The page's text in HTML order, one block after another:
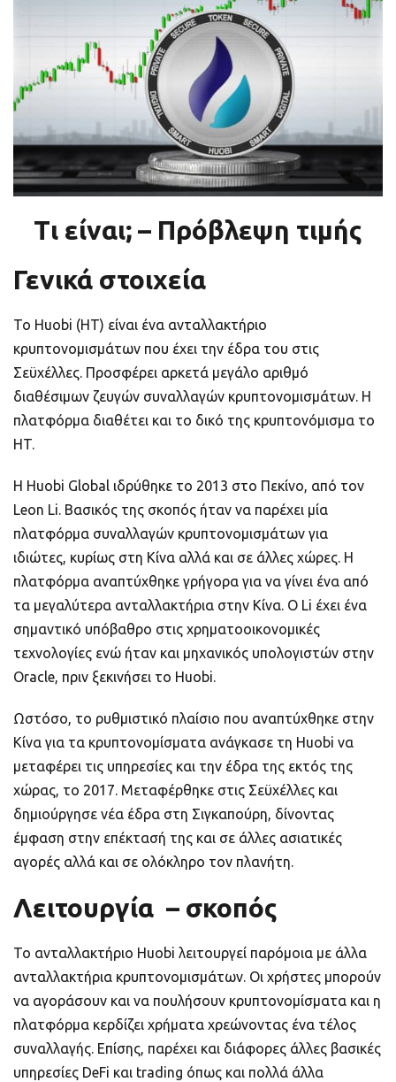
Τι είναι; – Πρόβλεψη τιμής
Γενικά στοιχεία
Το Huobi (HT) είναι ένα ανταλλακτήριο
κρυπτονομισμάτων που έχει την έδρα του στις
Σεϋχέλλες. Προσφέρει αρκετά μεγάλο αριθμό
διαθέσιμων ζευγών συναλλαγών κρυπτονομισμάτων. Η
πλατφόρμα διαθέτει και το δικό της κρυπτονόμισμα το
HT.
Η Huobi Global ιδρύθηκε το 2013 στο Πεκίνο, από τον
Leon Li. Βασικός της σκοπός ήταν να παρέχει μία
πλατφόρμα συναλλαγών κρυπτονομισμάτων για
ιδιώτες, κυρίως στη Κίνα αλλά και σε άλλες χώρες. Η
πλατφόρμα αναπτύχθηκε γρήγορα για να γίνει ένα από
τα μεγαλύτερα ανταλλακτήρια στην Κίνα. Ο Li έχει ένα
σημαντικό υπόβαθρο στις χρηματοοικονομικές
τεχνολογίες ενώ ήταν και μηχανικός υπολογιστών στην
Oracle, πριν ξεκινήσει το Huobi.
Ωστόσο, το ρυθμιστικό πλαίσιο που αναπτύχθηκε στην
Κίνα για τα κρυπτονομίσματα ανάγκασε τη Huobi να
μεταφέρει τις υπηρεσίες και την έδρα της εκτός της
χώρας, το 2017. Μεταφέρθηκε στις Σεϋχέλλες και
δημιούργησε νέα έδρα στη Σιγκαπούρη, δίνοντας
έμφαση στην επέκτασή της και σε άλλες ασιατικές
αγορές αλλά και σε ολόκληρο τον πλανήτη.
Λειτουργία – σκοπός
Το ανταλλακτήριο Huobi λειτουργεί παρόμοια με άλλα
ανταλλακτήρια κρυπτονομισμάτων. Οι χρήστες μπορούν
να αγοράσουν και να πουλήσουν κρυπτονομίσματα και η
πλατφόρμα κερδίζει χρήματα χρεώνοντας ένα τέλος
συναλλαγής. Επίσης, παρέχει και διάφορες άλλες βασικές
υπηρεσίες DeFi και trading όπως και πολλά άλλα
Πορτοφόλια Κρυπτονομισμάτων
Metamask τι είναι και πως λειτουργεί αυτό
Τι είναι τα NFTs